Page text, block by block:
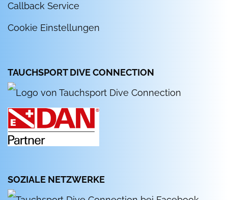
Callback Service
Cookie Einstellungen
TAUCHSPORT DIVE CONNECTION
SOZIALE NETZWERKE